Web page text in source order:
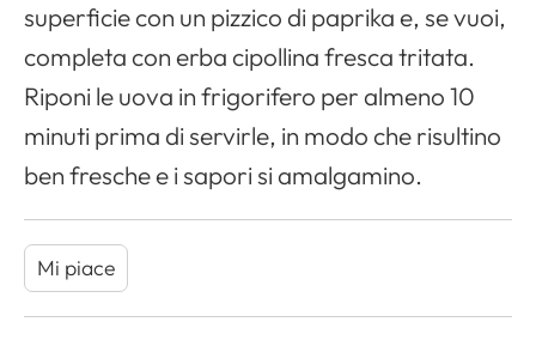
superficie con un pizzico di paprika e, se vuoi,
completa con erba cipollina fresca tritata.
Riponi le uova in frigorifero per almeno 10
minuti prima di servirle, in modo che risultino
ben fresche e i sapori si amalgamino.
Mi piace